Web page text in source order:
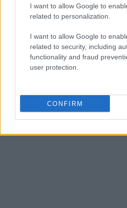
I want to allow Google to
related to personalization.
I want to allow Google to
related to security, including
functionality and fraud
user protection.
CONFIRM
Το ιρανικό υπουργείο
ότι η Τεχεράνη δεν θα
στοιχεία» να βλάψουν τα
Ο Μπαγερί μετέβη εκ νέου
Βιέννη.
Πηγή: ΑΠΕ-ΜΠΕ